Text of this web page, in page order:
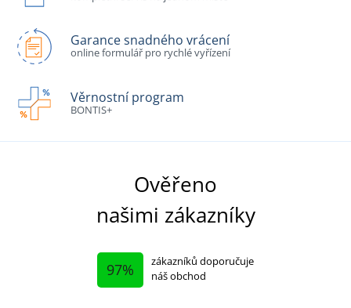
Garance snadného vrácení
online formulář pro rychlé vyřízení
Věrnostní program
BONTIS+
Ověřeno
našimi zákazníky
97%
zákazníků doporučuje
náš obchod